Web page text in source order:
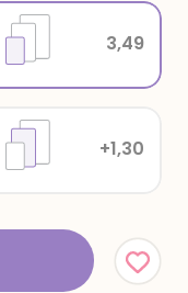
+1,30
3,49